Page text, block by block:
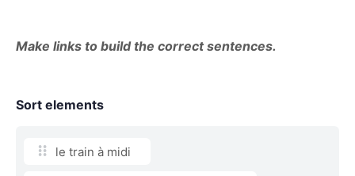
Make links to build the correct sentences.
Sort elements
le train à midi